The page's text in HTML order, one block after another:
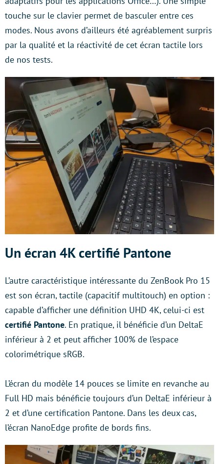
touche sur le clavier permet de basculer entre ces
modes. Nous avons d’ailleurs été agréablement surpris
par la qualité et la réactivité de cet écran tactile lors
de nos tests.
Un écran 4K certifié Pantone
L’autre caractéristique intéressante du ZenBook Pro 15
est son écran, tactile (capacitif multitouch) en option :
capable d’afficher une définition UHD 4K, celui-ci est
certifié Pantone. En pratique, il bénéficie d’un DeltaE
inférieur à 2 et peut afficher 100% de l’espace
colorimétrique sRGB.
L’écran du modèle 14 pouces se limite en revanche au
Full HD mais bénéficie toujours d’un DeltaE inférieur à
2 et d’une certification Pantone. Dans les deux cas,
l’écran NanoEdge profite de bords fins.